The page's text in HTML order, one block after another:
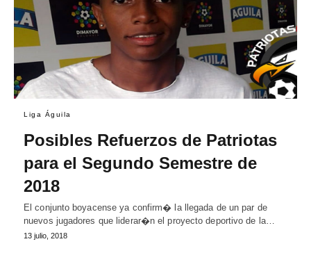
Liga Águila
Posibles Refuerzos de Patriotas
para el Segundo Semestre de
2018
El conjunto boyacense ya confirm� la llegada de un par de
nuevos jugadores que liderar�n el proyecto deportivo de la…
13 julio, 2018